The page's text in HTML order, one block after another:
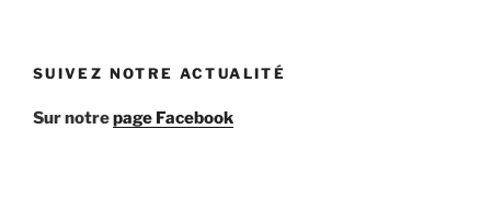
SUIVEZ NOTRE ACTUALITÉ
Sur notrepage Facebook